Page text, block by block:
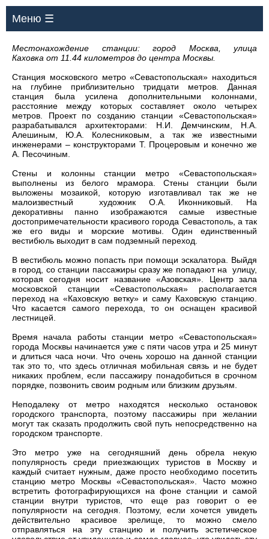
Меню ☰
Местонахождение станции: город Москва, улица
Каховка от 11.44 километров до центра Москвы.
Станция московского метро «Севастопольская» находиться
на глубине приблизительно тридцати метров. Данная
станция была усилена дополнительными колоннами,
расстояние между которых составляет около четырех
метров. Проект по созданию станции «Севастопольская»
разрабатывался архитекторами: Н.И. Демчинским, Н.А.
Алешиным, Ю.А. Колесниковым, а так же известными
инженерами – конструкторами Т. Процеровым и конечно же
А. Песочиным.
Стены и колонны станции метро «Севастопольская»
выполнены из белого мрамора. Стены станции были
выложены мозаикой, которую изготавливал так же не
малоизвестный художник О.А. Иконниковый. На
декоративны панно изображаются самые известные
достопримечательности красивого города Севастополь, а так
же его виды и морские мотивы. Один единственный
вестибюль выходит в сам подземный переход.
В вестибюль можно попасть при помощи эскалатора. Выйдя
в город, со станции пассажиры сразу же попадают на улицу,
которая сегодня носит название «Азовская». Центр зала
московской станции «Севастопольская» располагается
переход на «Каховскую ветку» и саму Каховскую станцию.
Что касается самого перехода, то он оснащен красивой
лестницей.
Время начала работы станции метро «Севастопольская»
города Москвы начинается уже с пяти часов утра и 25 минут
и длиться часа ночи. Что очень хорошо на данной станции
так это то, что здесь отличная мобильная связь и не будет
никаких проблем, если пассажиру понадобиться в срочном
порядке, позвонить своим родным или близким друзьям.
Неподалеку от метро находятся несколько остановок
городского транспорта, поэтому пассажиры при желании
могут так сказать продолжить свой путь непосредственно на
городском транспорте.
Это метро уже на сегодняшний день обрела некую
популярность среди приезжающих туристов в Москву и
каждый считает нужным, даже просто необходимо посетить
станцию метро Москвы «Севастопольская». Часто можно
встретить фотографирующихся на фоне станции и самой
станции внутри туристов, что еще раз говорит о ее
популярности на сегодня. Поэтому, если хочется увидеть
действительно красивое зрелище, то можно смело
отправляться на эту станцию и получить эстетическое